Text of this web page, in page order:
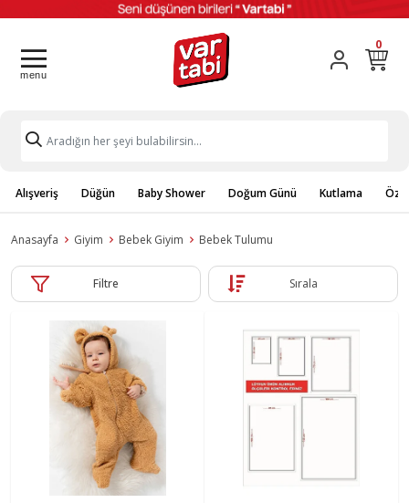
0
Alışveriş Düğün Baby Shower Doğum Günü Kutlama
Anasayfa Giyim Bebek Giyim Bebek Tulumu
Filtre Sırala